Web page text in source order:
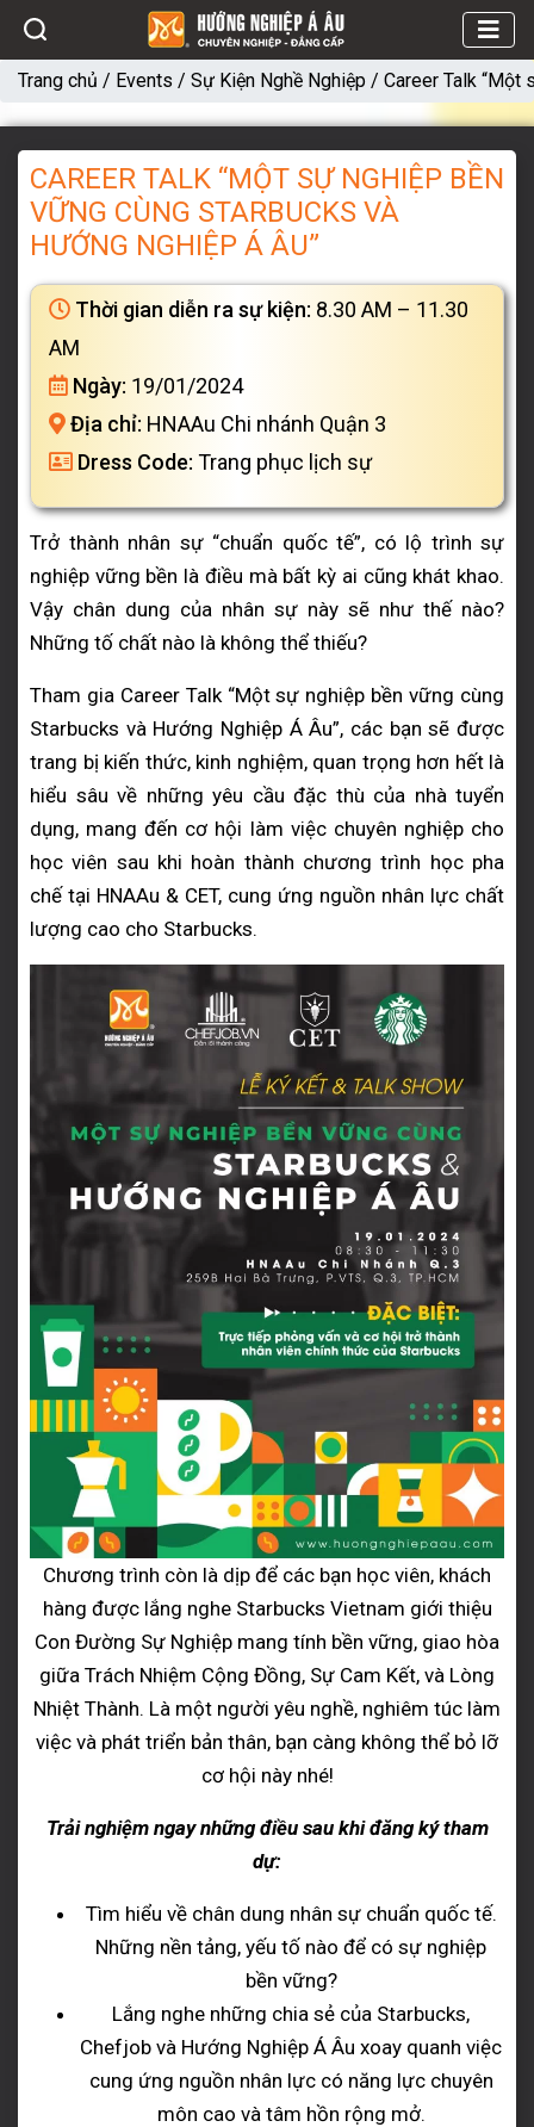
Trang chủ / Events / Sự Kiện Nghề Nghiệp / Career Talk “Một
CAREER TALK “MỘT SỰ NGHIỆP BỀN
VỮNG CÙNG STARBUCKS VÀ
HƯỚNG NGHIỆP Á ÂU”
Thời gian diễn ra sự kiện: 8.30 AM – 11.30
AM
Ngày: 19/01/2024
Địa chỉ: HNAAu Chi nhánh Quận 3
Dress Code: Trang phục lịch sự
Trở thành nhân sự “chuẩn quốc tế”, có lộ trình sự
nghiệp vững bền là điều mà bất kỳ ai cũng khát khao.
Vậy chân dung của nhân sự này sẽ như thế nào?
Những tố chất nào là không thể thiếu?
Tham gia Career Talk “Một sự nghiệp bền vững cùng
Starbucks và Hướng Nghiệp Á Âu”, các bạn sẽ được
trang bị kiến thức, kinh nghiệm, quan trọng hơn hết là
hiểu sâu về những yêu cầu đặc thù của nhà tuyển
dụng, mang đến cơ hội làm việc chuyên nghiệp cho
học viên sau khi hoàn thành chương trình học pha
chế tại HNAAu & CET, cung ứng nguồn nhân lực chất
lượng cao cho Starbucks.
Chương trình còn là dịp để các bạn học viên, khách
hàng được lắng nghe Starbucks Vietnam giới thiệu
Con Đường Sự Nghiệp mang tính bền vững, giao hòa
giữa Trách Nhiệm Cộng Đồng, Sự Cam Kết, và Lòng
Nhiệt Thành. Là một người yêu nghề, nghiêm túc làm
việc và phát triển bản thân, bạn càng không thể bỏ lỡ
cơ hội này nhé!
Trải nghiệm ngay những điều sau khi đăng ký tham
dự:
Tìm hiểu về chân dung nhân sự chuẩn quốc tế.
Những nền tảng, yếu tố nào để có sự nghiệp
bền vững?
Lắng nghe những chia sẻ của Starbucks,
Chefjob và Hướng Nghiệp Á Âu xoay quanh việc
cung ứng nguồn nhân lực có năng lực chuyên
môn cao và tâm hồn rộng mở.